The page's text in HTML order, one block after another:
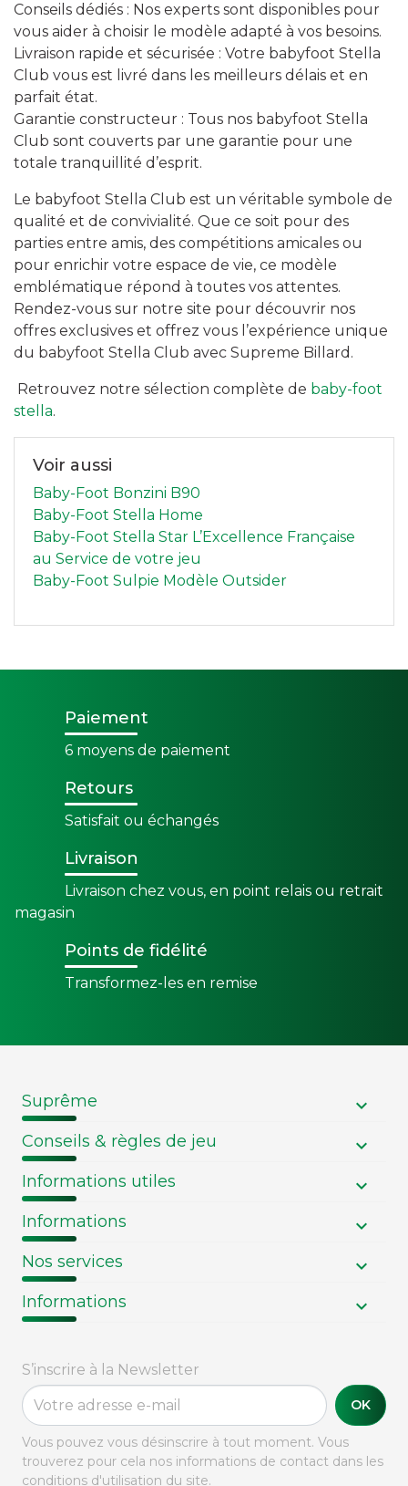
Conseils dédiés : Nos experts sont disponibles pour
vous aider à choisir le modèle adapté à vos besoins.
Livraison rapide et sécurisée : Votre babyfoot Stella
Club vous est livré dans les meilleurs délais et en
parfait état.
Garantie constructeur : Tous nos babyfoot Stella
Club sont couverts par une garantie pour une
totale tranquillité d’esprit.
Le babyfoot Stella Club est un véritable symbole de
qualité et de convivialité. Que ce soit pour des
parties entre amis, des compétitions amicales ou
pour enrichir votre espace de vie, ce modèle
emblématique répond à toutes vos attentes.
Rendez-vous sur notre site pour découvrir nos
offres exclusives et offrez vous l’expérience unique
du babyfoot Stella Club avec Supreme Billard.
Retrouvez notre sélection complète de baby-foot
stella.
Voir aussi
Baby-Foot Bonzini B90
Baby-Foot Stella Home
Baby-Foot Stella Star L’Excellence Française
au Service de votre jeu
Baby-Foot Sulpie Modèle Outsider
Paiement
6 moyens de paiement
Retours
Satisfait ou échangés
Livraison
Livraison chez vous, en point relais ou retrait
magasin
Points de fidélité
Transformez-les en remise
Suprême
Conseils & règles de jeu
Informations utiles
Informations
Nos services
Informations
S’inscrire à la Newsletter
OK
Vous pouvez vous désinscrire à tout moment. Vous
trouverez pour cela nos informations de contact dans les
conditions d'utilisation du site.